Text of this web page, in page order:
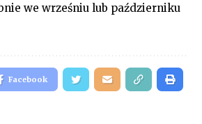
we wrześniu lub październiku
Facebook